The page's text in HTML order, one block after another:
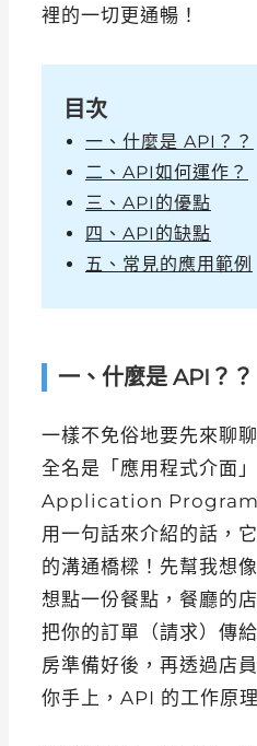
裡的一切更通暢！
目次
一、什麼是 API？？
二、API如何運作？
三、API的優點
四、API的缺點
五、常見的應用範例
一、什麼是 API？？
一樣不免俗地要先來聊
全名是「應用程式介面
Application
用一句話來介紹的話，
的溝通橋樑！先幫我想
想點一份餐點，餐廳的
把你的訂單（請求）傳
房準備好後，再透過店
你手上，API 的工作原